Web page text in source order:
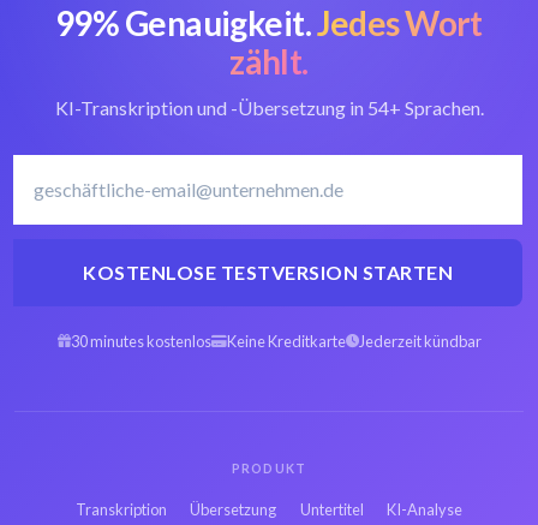
99% Genauigkeit.Jedes Wort
zählt.
KI-Transkription und -Übersetzung in 54+ Sprachen.
KOSTENLOSE TESTVERSION STARTEN
30 minutes kostenlos Keine Kreditkarte Jederzeit kündbar
PRODUKT
Transkription Übersetzung Untertitel KI-Analyse